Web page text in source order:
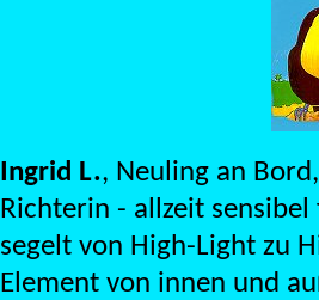
Ingrid L., Neuling an
Richterin - allzeit
segelt von High-Light zu
Element von innen und